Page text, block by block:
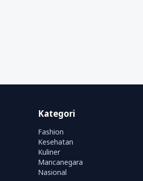
Kategori
Fashion
Kesehatan
Kuliner
Mancanegara
Nasional